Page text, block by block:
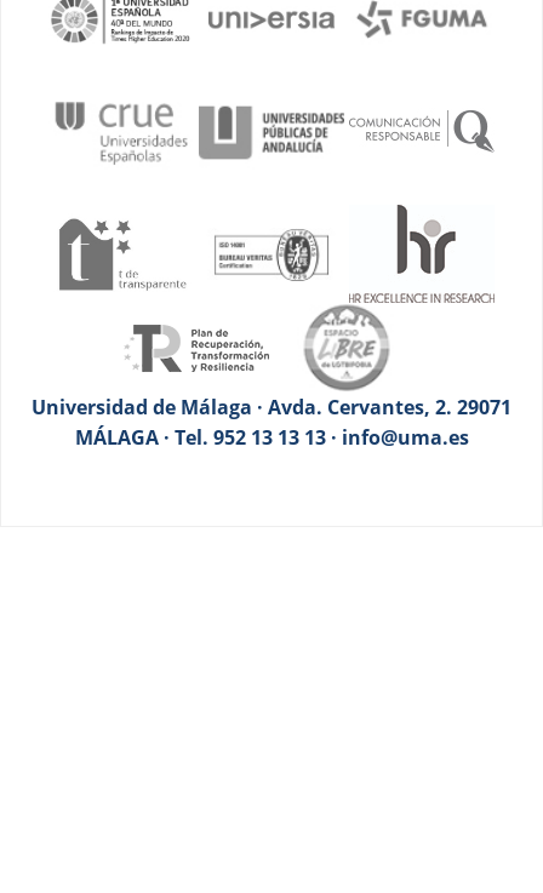
Universidad de Málaga · Avda. Cervantes, 2. 29071
MÁLAGA · Tel. 952 13 13 13 · info@uma.es